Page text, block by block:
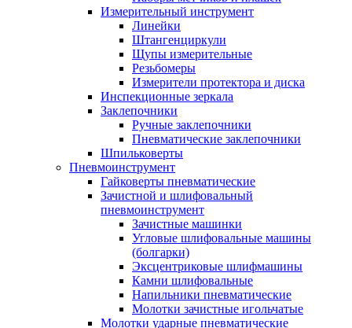
Измерительный инструмент
Линейки
Штангенциркули
Щупы измерительные
Резьбомеры
Измерители протектора и диска
Инспекционные зеркала
Заклепочники
Ручные заклепочники
Пневматические заклепочники
Шпильковерты
Пневмоинструмент
Гайковерты пневматические
Зачистной и шлифовальный
пневмоинструмент
Зачистные машинки
Угловые шлифовальные машины
(болгарки)
Эксцентриковые шлифмашины
Камни шлифовальные
Напильники пневматические
Молотки зачистные игольчатые
Молотки ударные пневматические